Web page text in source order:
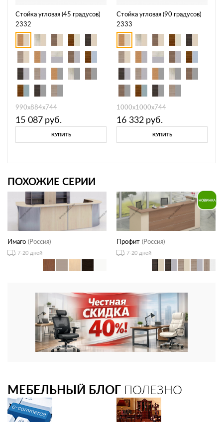
Стойка угловая (45 градусов)
2332
990х884х744
15 087 руб.
КУПИТЬ
Стойка угловая (90 градусов)
2333
1000х1000х744
16 332 руб.
КУПИТЬ
ПОХОЖИЕ СЕРИИ
Имаго (Россия)
7-20 дней
Профит (Россия)
7-20 дней
МЕБЕЛЬНЫЙ БЛОГ ПОЛЕЗНО